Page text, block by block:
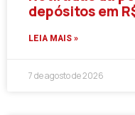
depósitos em
LEIA MAIS »
7 de agosto de 2026